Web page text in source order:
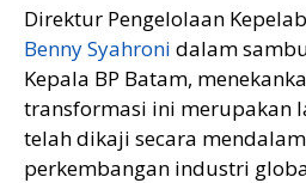
Direktur Pengelolaan
Benny Syahroni dalam
Kepala BP Batam,
transformasi ini merupakan
telah dikaji secara
perkembangan industri